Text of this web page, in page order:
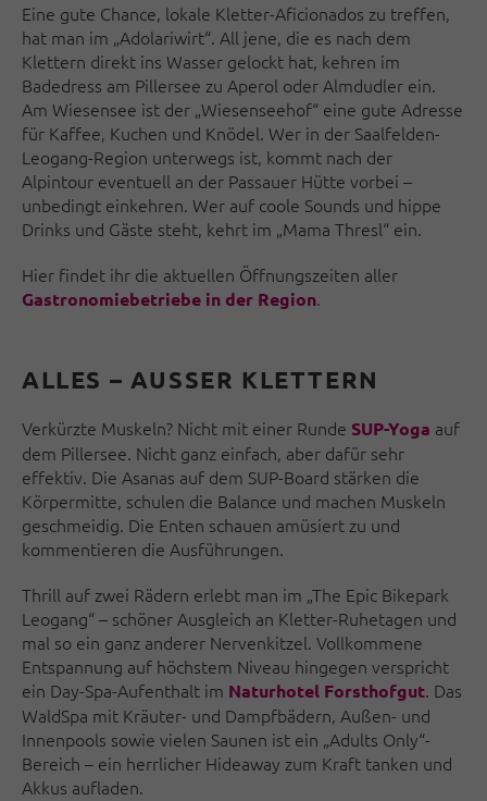
Eine gute Chance, lokale Kletter-Aficionados zu treffen,
hat man im „Adolariwirt“. All jene, die es nach dem
Klettern direkt ins Wasser gelockt hat, kehren im
Badedress am Pillersee zu Aperol oder Almdudler ein.
Am Wiesensee ist der „Wiesenseehof“ eine gute Adresse
für Kaffee, Kuchen und Knödel. Wer in der Saalfelden-
Leogang-Region unterwegs ist, kommt nach der
Alpintour eventuell an der Passauer Hütte vorbei –
unbedingt einkehren. Wer auf coole Sounds und hippe
Drinks und Gäste steht, kehrt im „Mama Thresl“ ein.
Hier findet ihr die aktuellen Öffnungszeiten aller
Gastronomiebetriebe in der Region.
ALLES – AUSSER KLETTERN
Verkürzte Muskeln? Nicht mit einer Runde SUP-Yoga auf
dem Pillersee. Nicht ganz einfach, aber dafür sehr
effektiv. Die Asanas auf dem SUP-Board stärken die
Körpermitte, schulen die Balance und machen Muskeln
geschmeidig. Die Enten schauen amüsiert zu und
kommentieren die Ausführungen.
Thrill auf zwei Rädern erlebt man im „The Epic Bikepark
Leogang“ – schöner Ausgleich an Kletter-Ruhetagen und
mal so ein ganz anderer Nervenkitzel. Vollkommene
Entspannung auf höchstem Niveau hingegen verspricht
ein Day-Spa-Aufenthalt im Naturhotel Forsthofgut. Das
WaldSpa mit Kräuter- und Dampfbädern, Außen- und
Innenpools sowie vielen Saunen ist ein „Adults Only“-
Bereich – ein herrlicher Hideaway zum Kraft tanken und
Akkus aufladen.